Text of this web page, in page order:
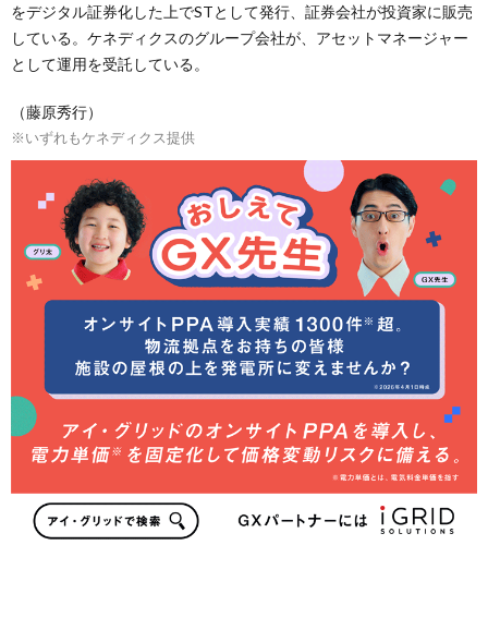
をデジタル証券化した上でSTとして発行、証券会社が投資家に販売
している。ケネディクスのグループ会社が、アセットマネージャー
として運用を受託している。
（藤原秀行）
※いずれもケネディクス提供